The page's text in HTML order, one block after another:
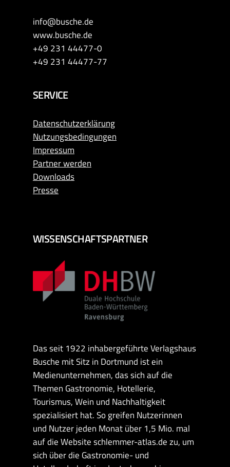
info@busche.de
www.busche.de
+49 231 44477-0
+49 231 44477-77
SERVICE
Datenschutzerklärung
Nutzungsbedingungen
Impressum
Partner werden
Downloads
Presse
WISSENSCHAFTSPARTNER
Das seit 1922 inhabergeführte Verlagshaus
Busche mit Sitz in Dortmund ist ein
Medienunternehmen, das sich auf die
Themen Gastronomie, Hotellerie,
Tourismus, Wein und Nachhaltigkeit
spezialisiert hat. So greifen Nutzerinnen
und Nutzer jeden Monat über 1,5 Mio. mal
auf die Website schlemmer-atlas.de zu, um
sich über die Gastronomie- und